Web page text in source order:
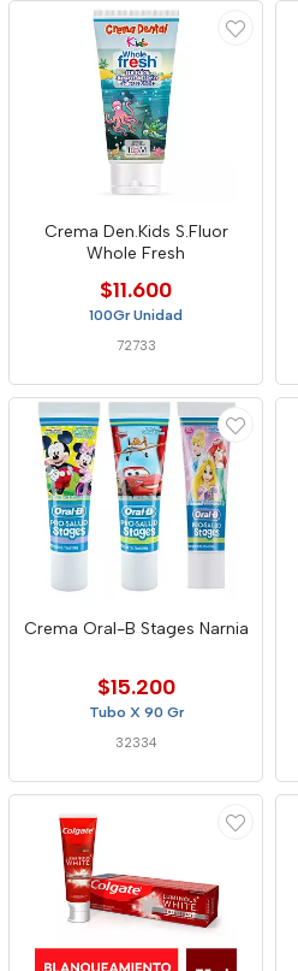
Crema Den.Kids S.Fluor
Whole Fresh
$11.600
100Gr Unidad
72733
Crema Oral-B Stages Narnia
$15.200
Tubo X 90 Gr
32334